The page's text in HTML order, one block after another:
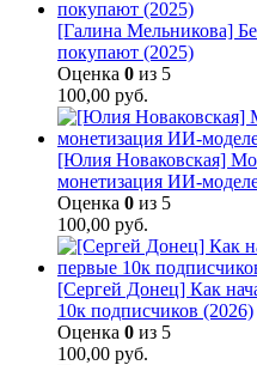
[Галина Мельникова]
покупают (2025)
Оценка 0 из 5
100,00 руб.
[Юлия Новаковская]
монетизация ИИ-
Оценка 0 из 5
100,00 руб.
[Сергей Донец] Как
10к подписчиков (2026)
Оценка 0 из 5
100,00 руб.